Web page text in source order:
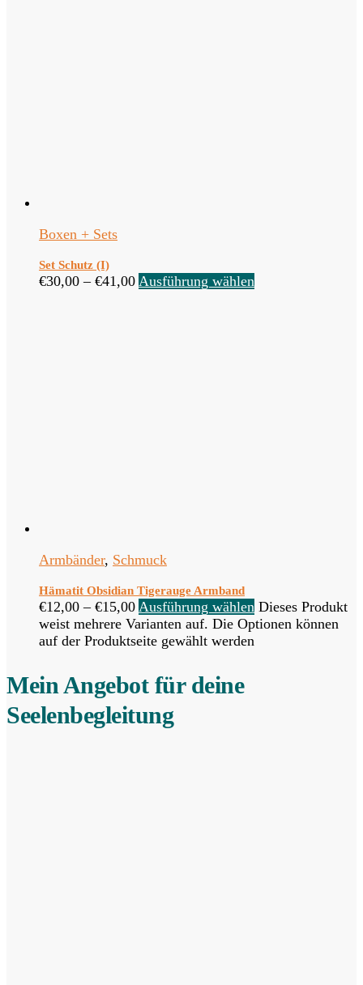
Boxen + Sets
Set Schutz (I)
€30,00 – €41,00 Ausführung wählen
Armbänder, Schmuck
Hämatit Obsidian Tigerauge Armband
€12,00 – €15,00 Ausführung wählen Dieses Produkt
weist mehrere Varianten auf. Die Optionen können
auf der Produktseite gewählt werden
Mein Angebot für deine
Seelenbegleitung